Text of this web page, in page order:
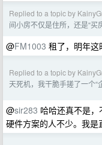
Replied to a topic by
间小房不仅是住所，还是“买
@FM1003 租了，明年这
Replied to a topic by
天死机，我干脆手搓了一个“
@sir283 哈哈还真不是
硬件方案的人不少。我是